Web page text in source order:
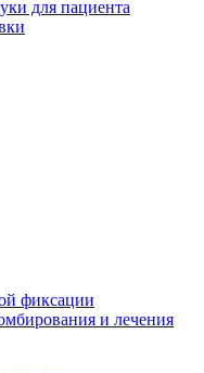
для пациента
фиксации
и лечения